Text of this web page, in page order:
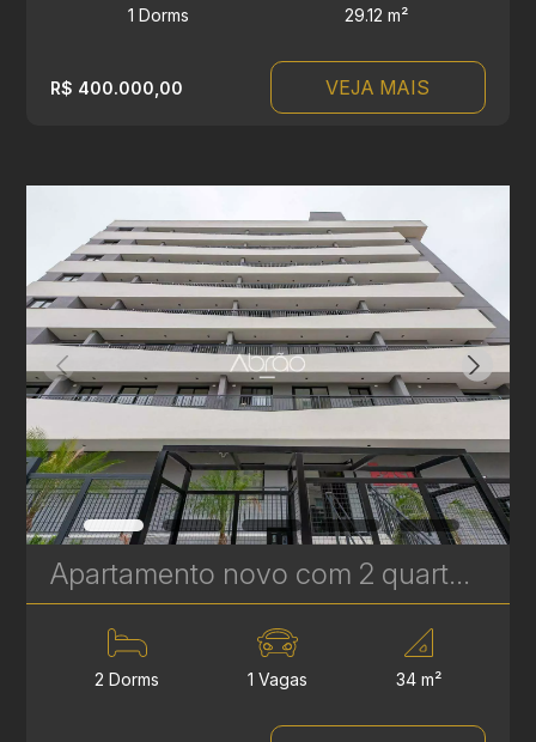
1 Dorms 29.12 m²
R$ 400.000,00 VEJA MAIS
Apartamento novo com 2 quartos à Venda no Vila Izabel - 34 m² | Ref 647
2 Dorms 1 Vagas 34 m²